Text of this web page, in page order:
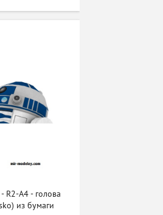
A4 - голова
из бумаги